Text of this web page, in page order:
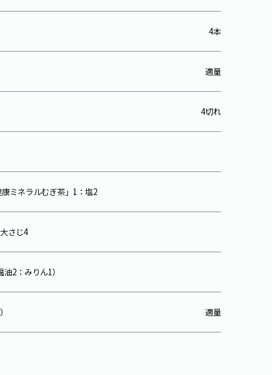
4本
適量
4切れ
ミネラルむぎ茶」1：塩2
さじ4
2：みりん1）
適量